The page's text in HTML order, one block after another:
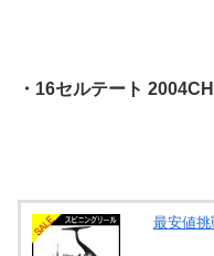
・16セルテート 2004CH
最安値挑